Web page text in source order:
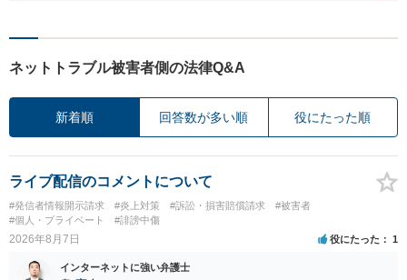
ネットトラブル被害者側の法律Q&A
新着順 回答数が多い順 役にたった順
ライブ配信のコメントについて
#発信者情報開示請求 #炎上対策 #訴訟・損害賠償請求
#被害者
#個人・プライベート
#誹謗中傷
2026年8月7日 役にたった 1
インターネットに強い弁護士